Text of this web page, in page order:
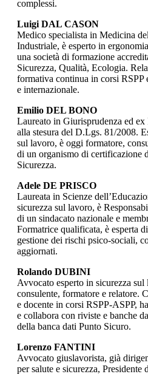
complessi.
Luigi DAL CASON
Medico specialista in Medicina
Industriale, è esperto in
una società di formazione
Sicurezza, Qualità, Ecologia.
formativa continua in corsi
e internazionale.
Emilio DEL BONO
Laureato in Giurisprudenza ed
alla stesura del D.Lgs. 81/2008.
sul lavoro, è oggi formatore,
di un organismo di certificazione
Sicurezza.
Adele DE PRISCO
Laureata in Scienze
sicurezza sul lavoro, è
di un sindacato nazionale e
Formatrice qualificata, è esperta
gestione dei rischi psico-sociali,
aggiornati.
Rolando DUBINI
Avvocato esperto in sicurezza
consulente, formatore e relatore.
e docente in corsi RSPP-ASPP,
e collabora con riviste e banche
della banca dati Punto Sicuro.
Lorenzo FANTINI
Avvocato giuslavorista, già
per salute e sicurezza, Presidente